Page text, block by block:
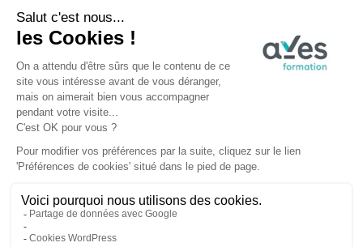
Mentions légales
Formation finançable avec le CPF
La certification qualité a été délivrée au titre
de la catégorie d’action suivante : Action de